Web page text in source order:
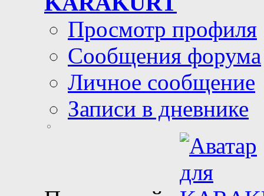
Просмотр профиля
Сообщения форума
Личное сообщение
Записи в дневнике